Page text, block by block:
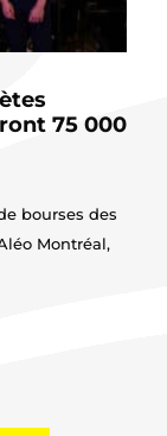
75 000
bourses des
Montréal,